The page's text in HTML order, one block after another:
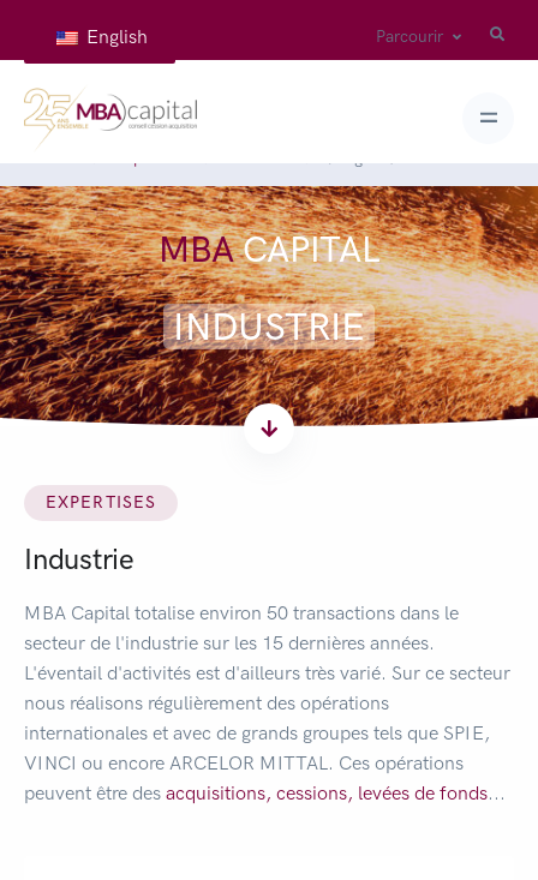
English Parcourir
MBACAPITAL
INDUSTRIE
EXPERTISES
Industrie
MBA Capital totalise environ 50 transactions dans le
secteur de l'industrie sur les 15 dernières années.
L'éventail d'activités est d'ailleurs très varié. Sur ce secteur
nous réalisons régulièrement des opérations
internationales et avec de grands groupes tels que SPIE,
VINCI ou encore ARCELOR MITTAL. Ces opérations
peuvent être des acquisitions, cessions, levées de fonds...